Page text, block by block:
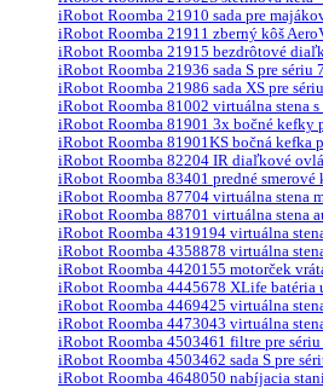
iRobot Roomba 21910 sada pre
iRobot Roomba 21911 zberný kôš
iRobot Roomba 21915 bezdrôtové
iRobot Roomba 21936 sada S pre sériu
iRobot Roomba 21986 sada XS pre
iRobot Roomba 81002 virtuálna stena s
iRobot Roomba 81901 3x bočné kefky
iRobot Roomba 81901KS bočná kefka
iRobot Roomba 82204 IR diaľkové
iRobot Roomba 83401 predné smerové
iRobot Roomba 87704 virtuálna stena
iRobot Roomba 88701 virtuálna stena
iRobot Roomba 4319194 virtuálna
iRobot Roomba 4358878 virtuálna
iRobot Roomba 4420155 motorček
iRobot Roomba 4445678 XLife batéria
iRobot Roomba 4469425 virtuálna
iRobot Roomba 4473043 virtuálna
iRobot Roomba 4503461 filtre pre sériu
iRobot Roomba 4503462 sada S pre
iRobot Roomba 4648050 nabíjacia